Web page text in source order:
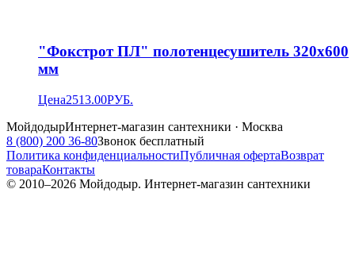
"Фокстрот ПЛ" полотенцесушитель 320х600
мм
Цена2513.00РУБ.
МойдодырИнтернет-магазин сантехники · Москва
8 (800) 200 36-80Звонок бесплатный
Политика конфиденциальностиПубличная офертаВозврат
товараКонтакты
© 2010–2026 Мойдодыр. Интернет-магазин сантехники